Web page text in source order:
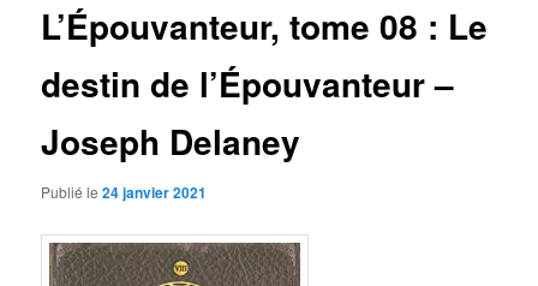
L’Épouvanteur, tome 08 : Le
destin de l’Épouvanteur –
Joseph Delaney
Publié le24 janvier 2021